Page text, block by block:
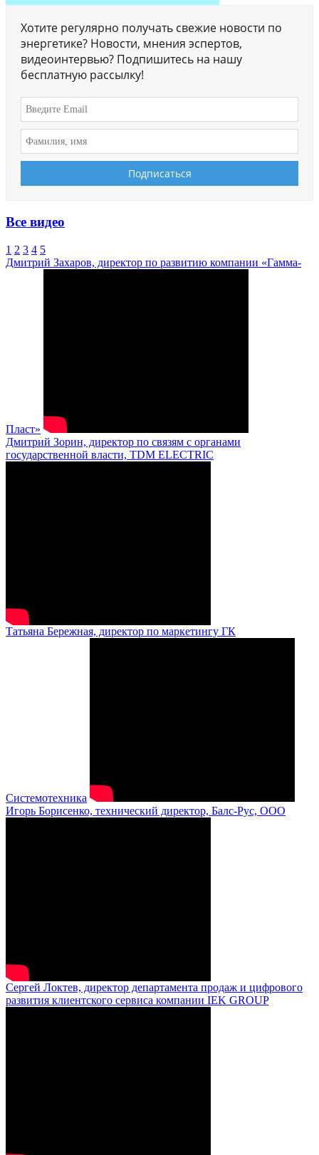
Хотите регулярно получать свежие новости по
энергетике? Новости, мнения эспертов,
видеоинтервью? Подпишитесь на нашу
бесплатную рассылку!
Все видео
1 2 3 4 5
Дмитрий Захаров, директор по развитию компании «Гамма-
Пласт»
Дмитрий Зорин, директор по связям с органами
государственной власти, TDM ELECTRIC
Татьяна Бережная, директор по маркетингу ГК
Системотехника
Игорь Борисенко, технический директор, Балс-Рус, ООО
Сергей Локтев, директор департамента продаж и цифрового
развития клиентского сервиса компании IEK GROUP